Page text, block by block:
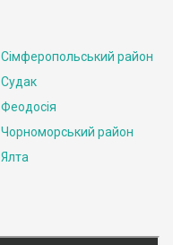
Сімферопольський район
Судак
Феодосія
Чорноморський район
Ялта